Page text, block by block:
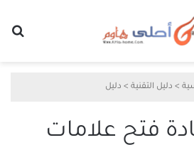
> دليل التقنية > دليل
فتح علامات